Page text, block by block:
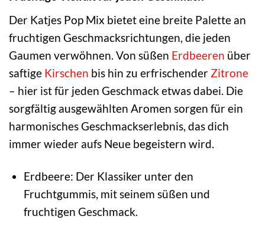
Der Katjes Pop Mix bietet eine breite Palette an
fruchtigen Geschmacksrichtungen, die jeden
Gaumen verwöhnen. Von süßen Erdbeeren über
saftige Kirschen bis hin zu erfrischender Zitrone
– hier ist für jeden Geschmack etwas dabei. Die
sorgfältig ausgewählten Aromen sorgen für ein
harmonisches Geschmackserlebnis, das dich
immer wieder aufs Neue begeistern wird.
Erdbeere: Der Klassiker unter den
Fruchtgummis, mit seinem süßen und
fruchtigen Geschmack.